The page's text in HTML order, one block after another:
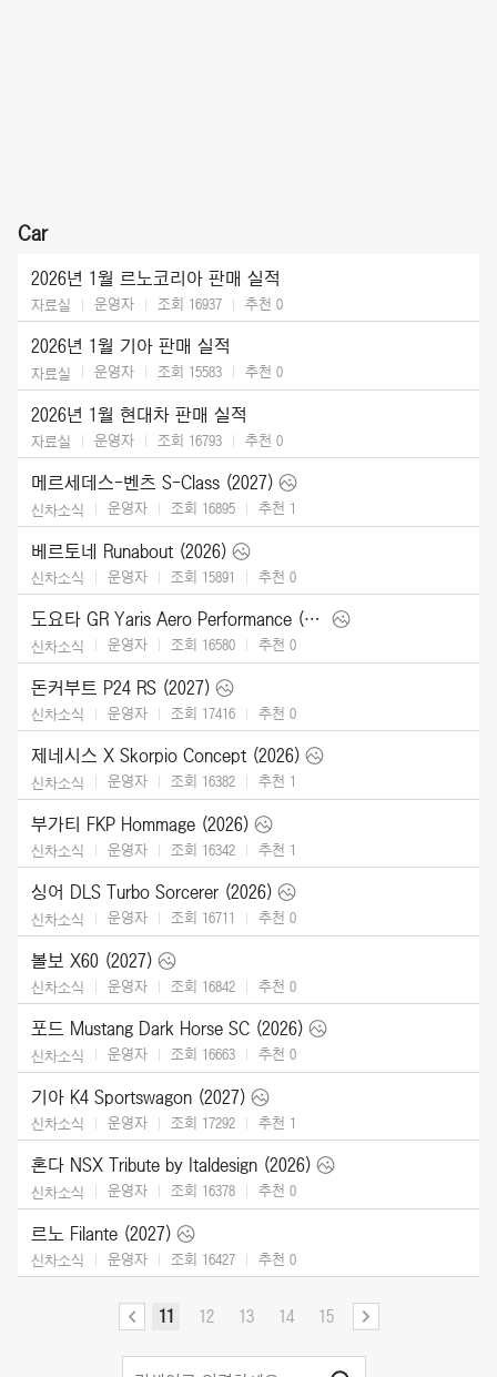
Car
2026년 1월 르노코리아 판매 실적
자료실 운영자 조회 16937 추천 0
2026년 1월 기아 판매 실적
자료실 운영자 조회 15583 추천 0
2026년 1월 현대차 판매 실적
자료실 운영자 조회 16793 추천 0
메르세데스-벤츠 S-Class (2027)
신차소식 운영자 조회 16895 추천 1
베르토네 Runabout (2026)
신차소식 운영자 조회 15891 추천 0
도요타 GR Yaris Aero Performance (2026)
신차소식 운영자 조회 16580 추천 0
돈커부트 P24 RS (2027)
신차소식 운영자 조회 17416 추천 0
제네시스 X Skorpio Concept (2026)
신차소식 운영자 조회 16382 추천 1
부가티 FKP Hommage (2026)
신차소식 운영자 조회 16342 추천 1
싱어 DLS Turbo Sorcerer (2026)
신차소식 운영자 조회 16711 추천 0
볼보 X60 (2027)
신차소식 운영자 조회 16842 추천 0
포드 Mustang Dark Horse SC (2026)
신차소식 운영자 조회 16663 추천 0
기아 K4 Sportswagon (2027)
신차소식 운영자 조회 17292 추천 1
혼다 NSX Tribute by Italdesign (2026)
신차소식 운영자 조회 16378 추천 0
르노 Filante (2027)
신차소식 운영자 조회 16427 추천 0
11 12 13 14 15